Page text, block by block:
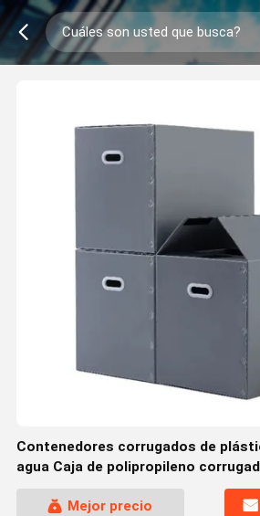
Contenedores corrugados de
agua Caja de polipropileno
Mejor precio